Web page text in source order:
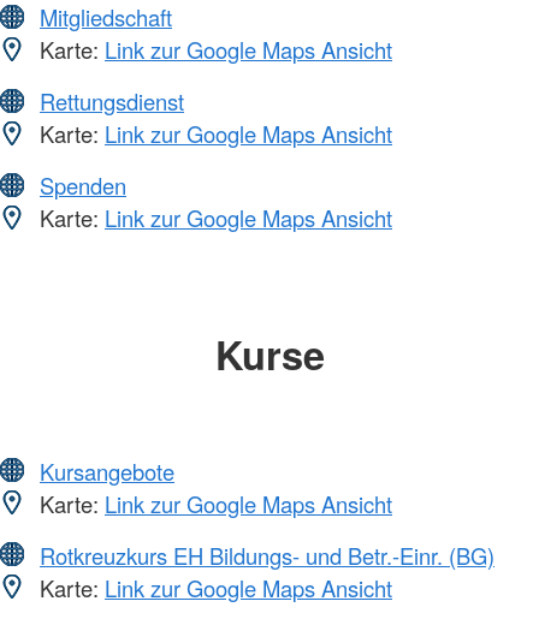
Mitgliedschaft
Karte: Link zur Google Maps Ansicht
Rettungsdienst
Karte: Link zur Google Maps Ansicht
Spenden
Karte: Link zur Google Maps Ansicht
Kurse
Kursangebote
Karte: Link zur Google Maps Ansicht
Rotkreuzkurs EH Bildungs- und Betr.-Einr. (BG)
Karte: Link zur Google Maps Ansicht